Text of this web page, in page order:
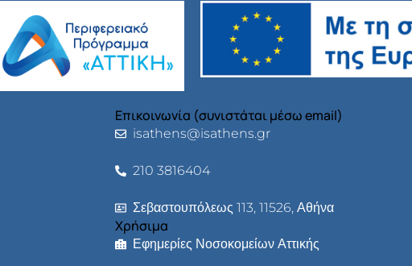
Επικοινωνία (συνιστάται μέσω email)
isathens@isathens.gr
210 3816404
Σεβαστουπόλεως 113, 11526, Αθήνα
Χρήσιμα
Εφημερίες Νοσοκομείων Αττικής